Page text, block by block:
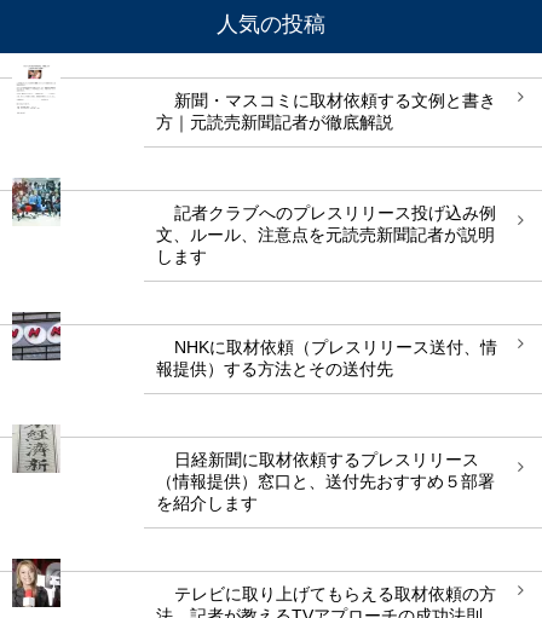
人気の投稿
新聞・マスコミに取材依頼する文例と書き
方｜元読売新聞記者が徹底解説
記者クラブへのプレスリリース投げ込み例
文、ルール、注意点を元読売新聞記者が説明
します
NHKに取材依頼（プレスリリース送付、情
報提供）する方法とその送付先
日経新聞に取材依頼するプレスリリース
（情報提供）窓口と、送付先おすすめ５部署
を紹介します
テレビに取り上げてもらえる取材依頼の方